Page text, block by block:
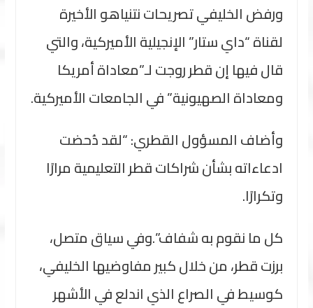
ورفض الخليفي تصريحات نتنياهو الأخيرة
لقناة “داي ستار” الإنجيلية الأميركية، والتي
قال فيها إن قطر روجت لـ”معاداة أمريكا
ومعاداة الصهيونية” في الجامعات الأميركية.
وأضاف المسؤول القطري: “لقد دُحضت
ادعاءاته بشأن شراكات قطر التعليمية مرارًا
وتكرارًا.
كل ما نقوم به شفاف”.وفي سياق متصل،
برزت قطر، من خلال كبير مفاوضيها الخليفي،
كوسيط في الصراع الذي اندلع في الأشهر